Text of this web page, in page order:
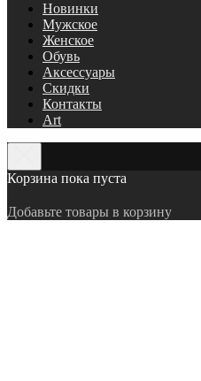
Новинки
Мужское
Женское
Обувь
Аксессуары
Скидки
Контакты
Art
Корзина пока пуста
Добавьте товары в корзину